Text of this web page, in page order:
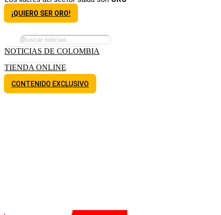
¡QUIERO SER ORO!
NOTICIAS DE COLOMBIA
TIENDA ONLINE
CONTENIDO EXCLUSIVO